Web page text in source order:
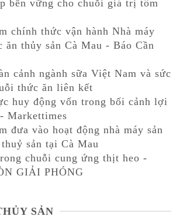
bền vững cho chuỗi giá trị tôm
chính thức vận hành Nhà máy
ăn thủy sản Cà Mau - Báo Cần
cảnh ngành sữa Việt Nam và sức
thức ăn liên kết
huy động vốn trong bối cảnh lợi
Markettimes
đưa vào hoạt động nhà máy sản
sản tại Cà Mau
chuỗi cung ứng thịt heo -
GIẢI PHÓNG
SẢN